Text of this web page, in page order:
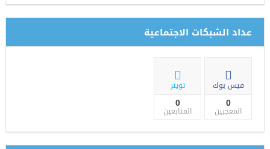
عداد الشبكات الاجتماعية
فيس بوك
0
المعجبين
تويتر
0
المتابعين